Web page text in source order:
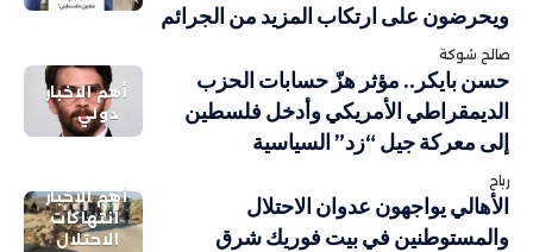
ويحرضون على ارتكاب المزيد من الجرائم
صالح شوكة
أهم الاخبار
دولي
حسن بايكر.. مؤثر هزّ حسابات الحزب
الديمقراطي الأمريكي وأدخل فلسطين
إلى معركة جيل “زد” السياسية
رباح
أهم الاخبار
انتهاكات
الاحتلال
الأهالي يواجهون عدوان الاحتلال
والمستوطنين في بيت فوريك شرق